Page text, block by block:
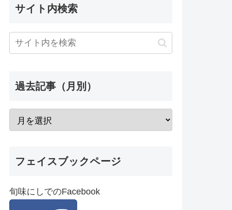
サイト内検索
過去記事（月別）
フェイスブックページ
旬味にしでのFacebook